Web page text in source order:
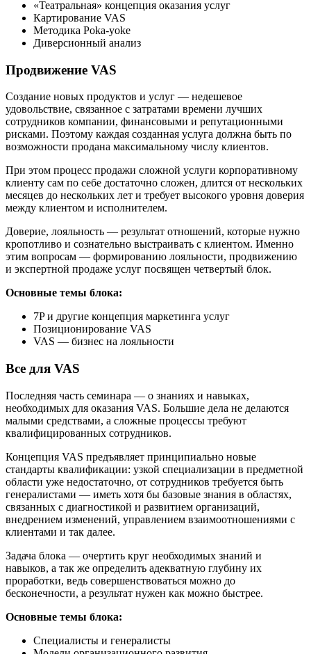
«Театральная» концепция оказания услуг
Картирование VAS
Методика Poka-yoke
Диверсионный анализ
Продвижение VAS
Создание новых продуктов и услуг — недешевое
удовольствие, связанное с затратами времени лучших
сотрудников компании, финансовыми и репутационными
рисками. Поэтому каждая созданная услуга должна быть по
возможности продана максимальному числу клиентов.
При этом процесс продажи сложной услуги корпоративному
клиенту сам по себе достаточно сложен, длится от нескольких
месяцев до нескольких лет и требует высокого уровня доверия
между клиентом и исполнителем.
Доверие, лояльность — результат отношений, которые нужно
кропотливо и сознательно выстраивать с клиентом. Именно
этим вопросам — формированию лояльности, продвижению
и экспертной продаже услуг посвящен четвертый блок.
Основные темы блока:
7P и другие концепция маркетинга услуг
Позиционирование VAS
VAS — бизнес на лояльности
Все для VAS
Последняя часть семинара — о знаниях и навыках,
необходимых для оказания VAS. Большие дела не делаются
малыми средствами, а сложные процессы требуют
квалифицированных сотрудников.
Концепция VAS предъявляет принципиально новые
стандарты квалификации: узкой специализации в предметной
области уже недостаточно, от сотрудников требуется быть
генералистами — иметь хотя бы базовые знания в областях,
связанных с диагностикой и развитием организаций,
внедрением изменений, управлением взаимоотношениями с
клиентами и так далее.
Задача блока — очертить круг необходимых знаний и
навыков, а так же определить адекватную глубину их
проработки, ведь совершенствоваться можно до
бесконечности, а результат нужен как можно быстрее.
Основные темы блока:
Специалисты и генералисты